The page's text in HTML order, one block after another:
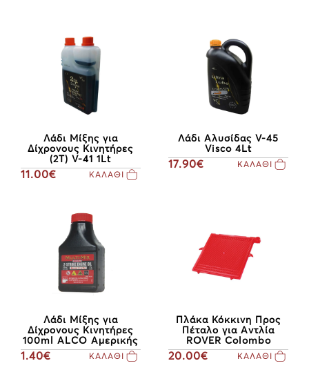
Λάδι Μίξης για
Δίχρονους Κινητήρες
(2T) V-41 1Lt
11.00€ ΚΑΛΑΘΙ
Λάδι Αλυσίδας V-45
Visco 4Lt
17.90€ ΚΑΛΑΘΙ
Λάδι Μίξης για
Δίχρονους Κινητήρες
100ml ALCO Αμερικής
1.40€ ΚΑΛΑΘΙ
Πλάκα Κόκκινη Προς
Πέταλο για Αντλία
ROVER Colombo
20.00€ ΚΑΛΑΘΙ